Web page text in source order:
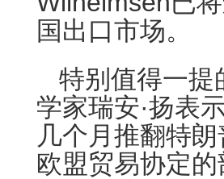
国出口市场。
特别值得一提
学家瑞安·扬表
几个月推翻特
欧盟贸易协定的